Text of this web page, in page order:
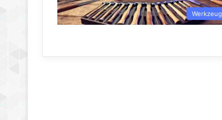
Werkzeug